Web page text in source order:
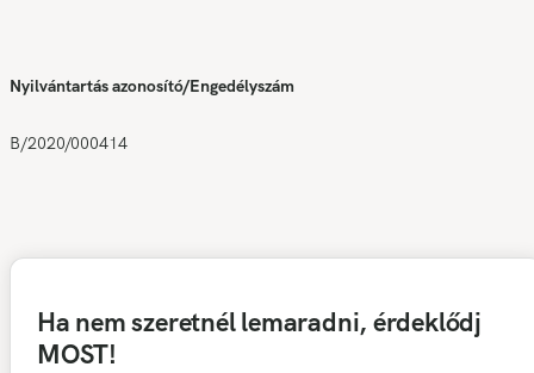
Nyilvántartás azonosító/Engedélyszám
B/2020/000414
Ha nem szeretnél lemaradni, érdeklődj
MOST!